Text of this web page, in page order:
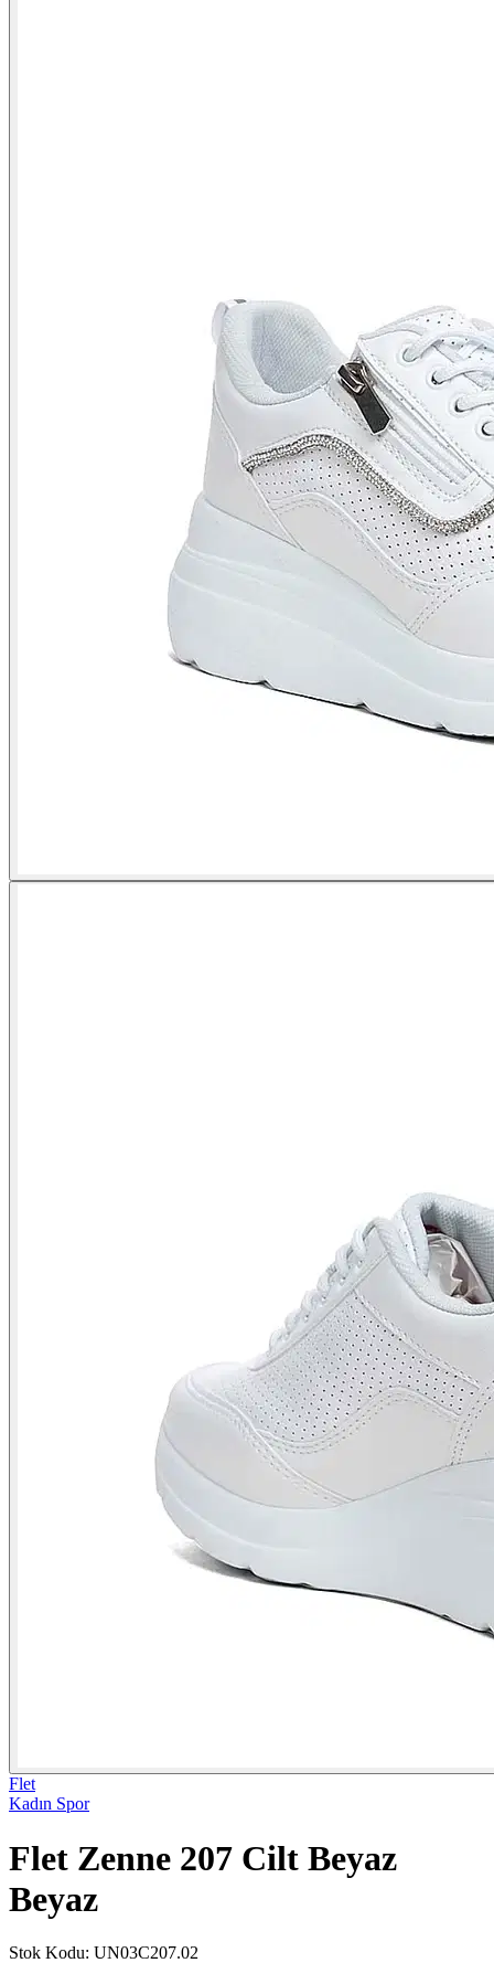
Flet
Kadın Spor
Flet Zenne 207 Cilt Beyaz
Beyaz
Stok Kodu: UN03C207.02